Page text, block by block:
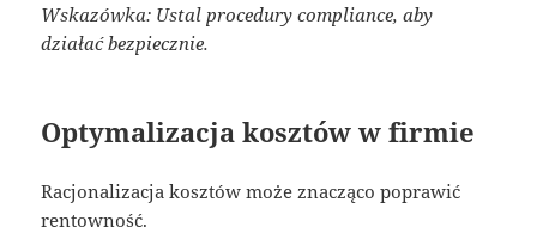
Wskazówka: Ustal procedury compliance, aby
działać bezpiecznie.
Optymalizacja kosztów w firmie
Racjonalizacja kosztów może znacząco poprawić
rentowność.